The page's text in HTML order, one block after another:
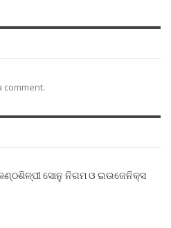
comment.
ସୋନୁ ନିଗମ ଓ ଇଉଜେନିକ୍ସ